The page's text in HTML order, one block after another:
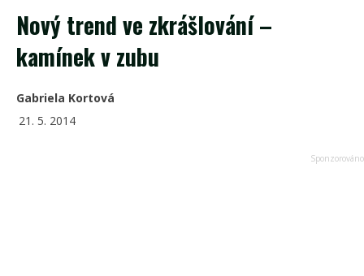
Nový trend ve zkrášlování –
kamínek v zubu
Gabriela Kortová
21. 5. 2014